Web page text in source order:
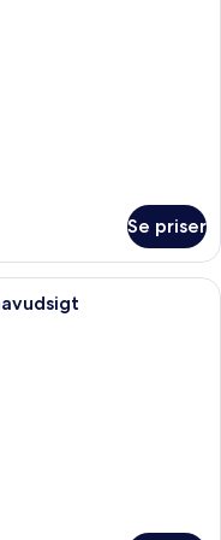
Se priser
hotelværelse med to